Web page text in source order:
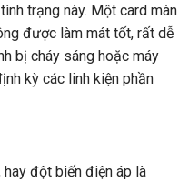
trạng này. Một card màn
được làm mát tốt, rất dễ
bị cháy sáng hoặc máy
kỳ các linh kiện phần
đột biến điện áp là